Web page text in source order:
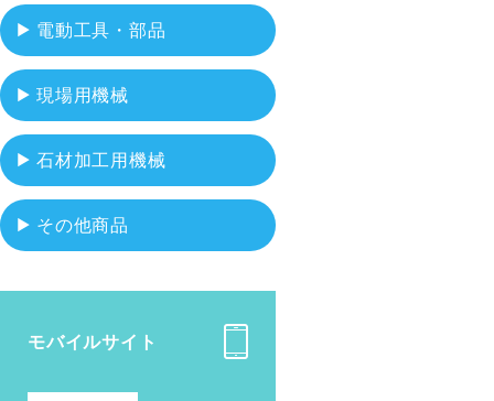
電動工具・部品
現場用機械
石材加工用機械
その他商品
モバイルサイト